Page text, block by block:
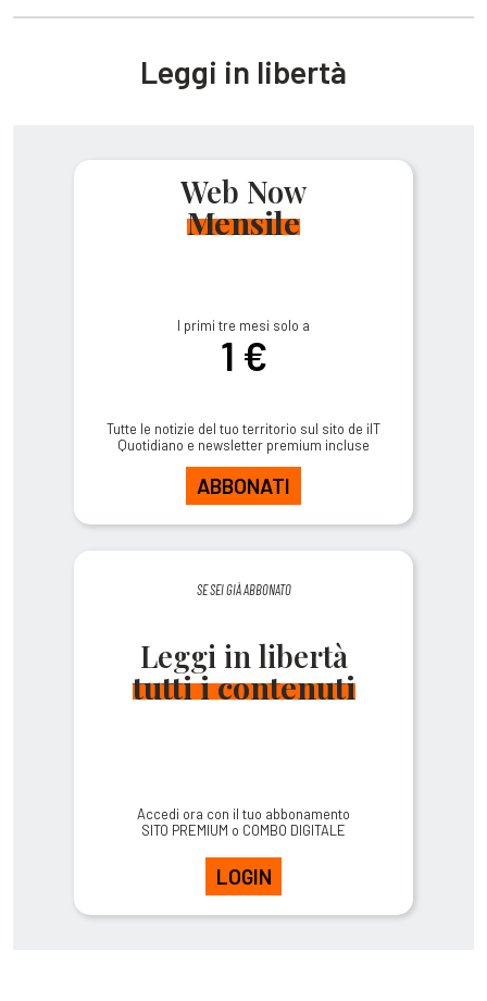
Leggi in libertà
Web Now
Mensile
I primi tre mesi solo a
1 €
Tutte le notizie del tuo territorio sul sito de ilT
Quotidiano e newsletter premium incluse
ABBONATI
SE SEI GIÀ ABBONATO
Leggi in libertà
tutti i contenuti
Accedi ora con il tuo abbonamento
SITO PREMIUM o COMBO DIGITALE
LOGIN